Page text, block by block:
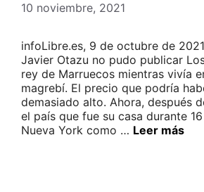
10 noviembre, 2021
infoLibre.es, 9 de octubre de
Javier Otazu no pudo publicar
rey de Marruecos mientras vivía
magrebí. El precio que podría
demasiado alto. Ahora, después
el país que fue su casa durante
Nueva York como … Leer más